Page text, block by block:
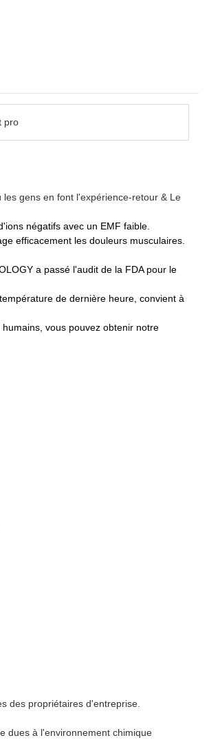
pro
gens en font l'expérience-retour & Le
négatifs avec un EMF faible.
efficacement les douleurs musculaires.
a passé l'audit de la FDA pour le
de dernière heure, convient à
vous pouvez obtenir notre
des propriétaires d'entreprise.
dues à l'environnement chimique